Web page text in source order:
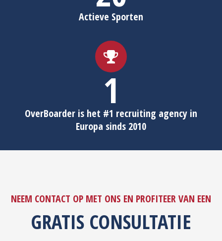
Actieve Sporten
1
OverBoarder is het #1 recruiting agency in
Europa sinds 2010
NEEM CONTACT OP MET ONS EN PROFITEER VAN EEN
GRATIS CONSULTATIE